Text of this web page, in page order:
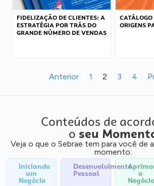
FIDELIZAÇÃO DE CLIENTES: A
ESTRATÉGIA POR TRÁS DO
GRANDE NÚMERO DE VENDAS
ORIGENS
Anterior 1 2 3 4
Conteúdos de
o seu
Veja o que o Sebrae tem para você de
momento:
Iniciando
um
Negócio
Desenvolvimento
Pessoal o
Negócio